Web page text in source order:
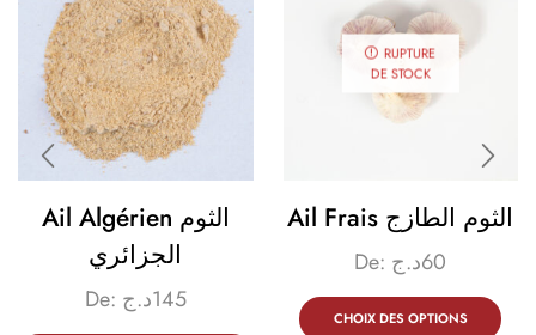
Ail Algérien الثوم
الجزائري
De: 145د.ج
RUPTURE
DE STOCK
Ail Frais الثوم الطازج
De: 60د.ج
CHOIX DES OPTIONS